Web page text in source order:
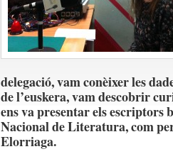
delegació, vam conèixer les
de l’euskera, vam descobrir
ens va presentar els escriptors
Nacional de Literatura, com
Elorriaga.